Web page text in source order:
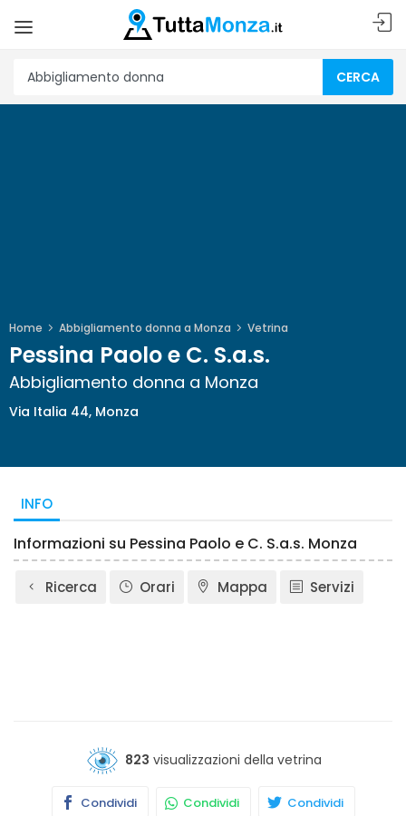
CERCA
Home Abbigliamento donna a Monza Vetrina
Pessina Paolo e C. S.a.s.
Abbigliamento donna a Monza
Via Italia 44, Monza
INFO
Informazioni su Pessina Paolo e C. S.a.s. Monza
Ricerca Orari Mappa Servizi
823 visualizzazioni della vetrina
Condividi Condividi Condividi